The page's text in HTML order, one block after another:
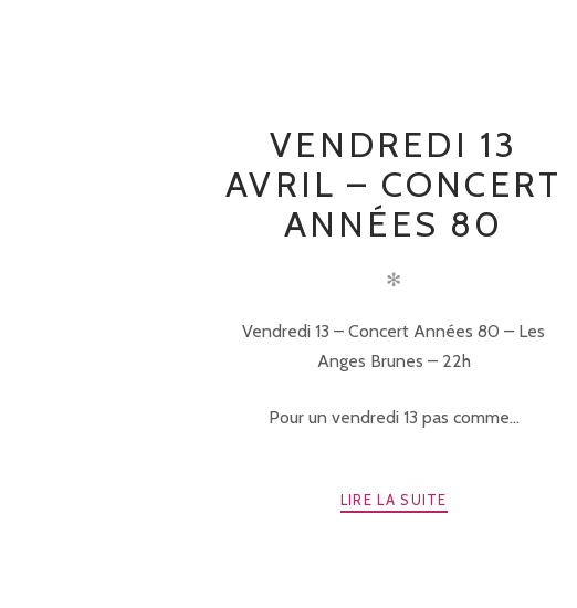
VENDREDI 13
AVRIL – CONCERT
ANNÉES 80
✻
Vendredi 13 – Concert Années 80 – Les
Anges Brunes – 22h
Pour un vendredi 13 pas comme...
LIRE LA SUITE